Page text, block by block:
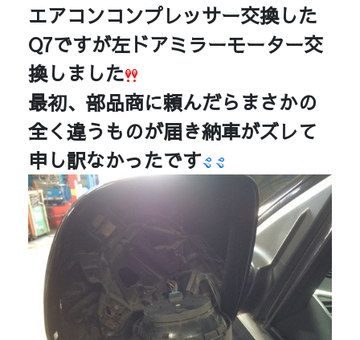
エアコンコンプレッサー交換した
Q7ですが左ドアミラーモーター交
換しました
最初、部品商に頼んだらまさかの
全く違うものが届き納車がズレて
申し訳なかったです